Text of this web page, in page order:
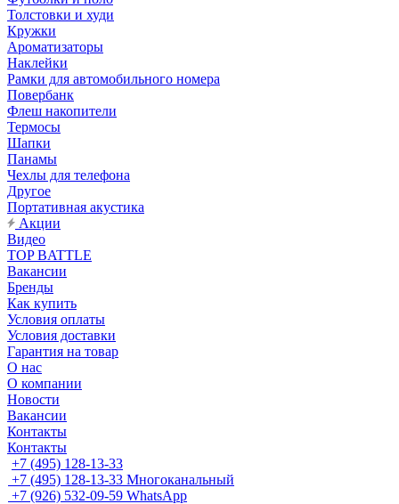
Толстовки и худи
Кружки
Ароматизаторы
Наклейки
Рамки для автомобильного номера
Повербанк
Флеш накопители
Термосы
Шапки
Панамы
Чехлы для телефона
Другое
Портативная акустика
Акции
Видео
TOP BATTLE
Вакансии
Бренды
Как купить
Условия оплаты
Условия доставки
Гарантия на товар
О нас
О компании
Новости
Вакансии
Контакты
Контакты
+7 (495) 128-13-33
+7 (495) 128-13-33 Многоканальный
+7 (926) 532-09-59 WhatsApp